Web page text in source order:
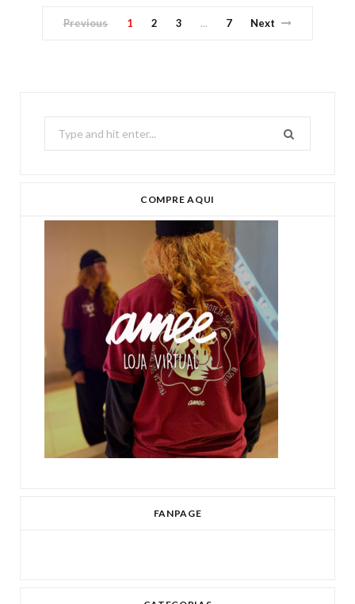
Previous 1 2 3 … 7 Next
COMPRE AQUI
FANPAGE